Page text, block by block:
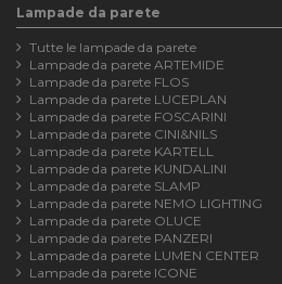
Lampade da parete
Tutte le lampade da parete
Lampade da parete ARTEMIDE
Lampade da parete FLOS
Lampade da parete LUCEPLAN
Lampade da parete FOSCARINI
Lampade da parete CINI&NILS
Lampade da parete KARTELL
Lampade da parete KUNDALINI
Lampade da parete SLAMP
Lampade da parete NEMO LIGHTING
Lampade da parete OLUCE
Lampade da parete PANZERI
Lampade da parete LUMEN CENTER
Lampade da parete ICONE